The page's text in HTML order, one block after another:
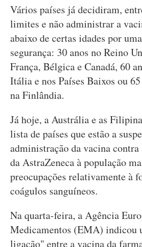
Vários países já decidiram,
limites e não administrar a
abaixo de certas idades por
segurança: 30 anos no Reino
França, Bélgica e Canadá, 60
Itália e nos Países Baixos ou
na Finlândia.
Já hoje, a Austrália e as
lista de países que estão a
administração da vacina
da AstraZeneca à população
preocupações relativamente à
coágulos sanguíneos.
Na quarta-feira, a Agência
Medicamentos (EMA) indicou
ligação" entre a vacina da